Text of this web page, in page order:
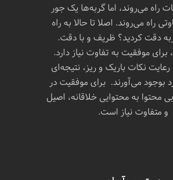
راه می‌روند، اما گربه‌ها یک جور
راه می‌روند. اصلا تا حالا به راه
دقت کردید؟ ظریف و با دقت.
برای موفقیت به تفاوت نیاز دارد.
رعایت نکات باریک و ریز، نتیجه‌ای
بوجود می‌آورند. برای موفقیت در
محتوا به محتوایی خلاقانه، اصیل
و متفاوت نیاز است.